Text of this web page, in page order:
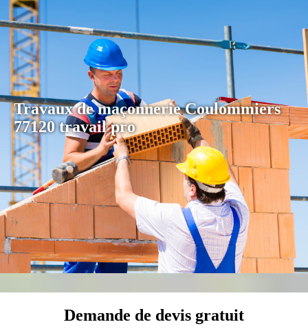
Travaux de maçonnerie Coulommiers
77120 travail pro
Demande de devis gratuit